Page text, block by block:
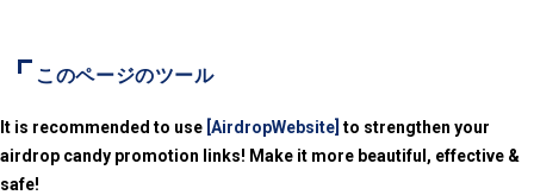
このページのツール
It is recommended to use [AirdropWebsite] to strengthen your
airdrop candy promotion links! Make it more beautiful, effective &
safe!